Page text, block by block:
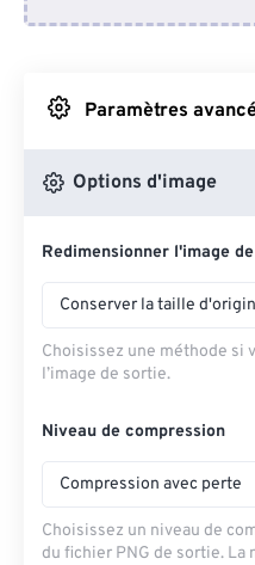
Depuis
Depuis
Depuis
Paramètres
Options d'image
Redimensionner l'image
Conserver la taille
Choisissez une méthode si
l’image de sortie.
Niveau de compression
Compression avec perte
Choisissez un niveau de
du fichier PNG de sortie.